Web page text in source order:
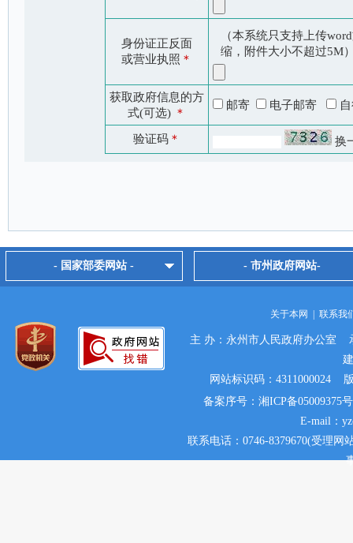
身份证正反面
或营业执照 ＊
（本系统只支持上传
缩，附件大小不超过5M
获取政府信息的方
式(可选) ＊
邮寄 电子邮寄
验证码 ＊ 换
- 国家部委网站 - - 市州政府网站-
关于本网 联系我
主 办：永州市人民政府办公室
网站标识码：4311000024
备案序号：湘ICP备05009375号
E-mail：
联系电话：0746-8379670(受理